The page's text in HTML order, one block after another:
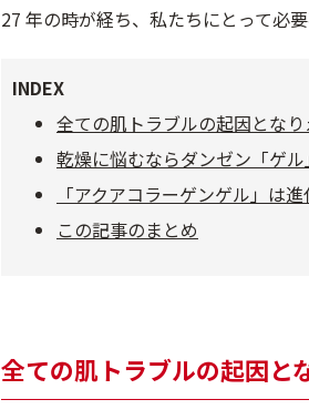
27 年の時が経ち、私たちにとって必
INDEX
全ての肌トラブルの起因とな
乾燥に悩むならダンゼン「ゲ
「アクアコラーゲンゲル」は進
この記事のまとめ
全ての肌トラブルの起因と